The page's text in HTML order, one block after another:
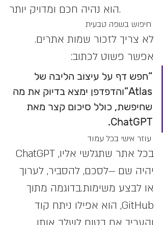
הוא נהיה חכם ומדויק יותר.
לא צריך לזכור שמות אתרים.
אפשר פשוט לכתוב:
“חפש דף על עיצוב הליבה של
Atlas”והדפדפן ימצא בדיוק את מה
שחיפשת, כולל סיכום קצר מאת
ChatGPT.
יהיה שם —לסכם, להסביר, לערוך
או לבצע משימות.בדוגמה מתוך
GitHub, הוא אפילו ניתח קוד